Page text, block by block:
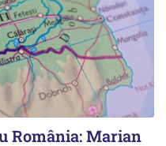
România: Marian